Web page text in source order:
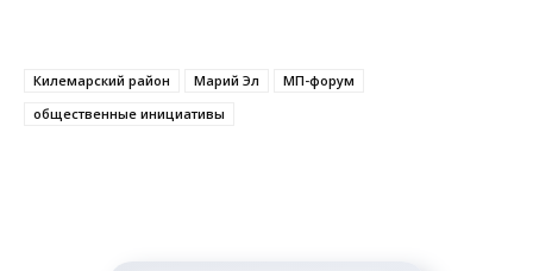
Килемарский район Марий Эл
МП-форум
общественные инициативы